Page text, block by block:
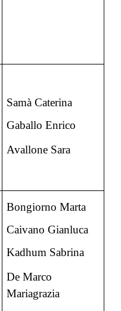
Samà Caterina
Gaballo Enrico
Avallone Sara
Bongiorno Marta
Caivano Gianluca
Kadhum Sabrina
De Marco
Mariagrazia